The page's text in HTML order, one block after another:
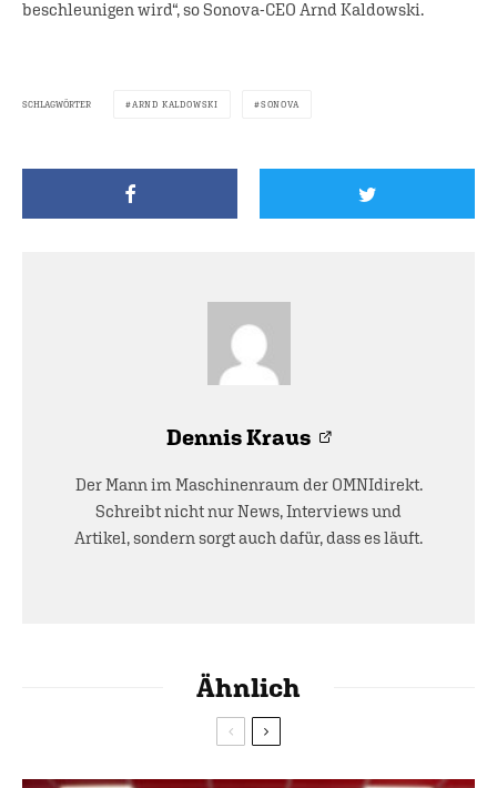
beschleunigen wird“, so Sonova-CEO Arnd Kaldowski.
SCHLAGWÖRTER ARND KALDOWSKI SONOVA
Dennis Kraus
Der Mann im Maschinenraum der OMNIdirekt.
Schreibt nicht nur News, Interviews und
Artikel, sondern sorgt auch dafür, dass es läuft.
Ähnlich